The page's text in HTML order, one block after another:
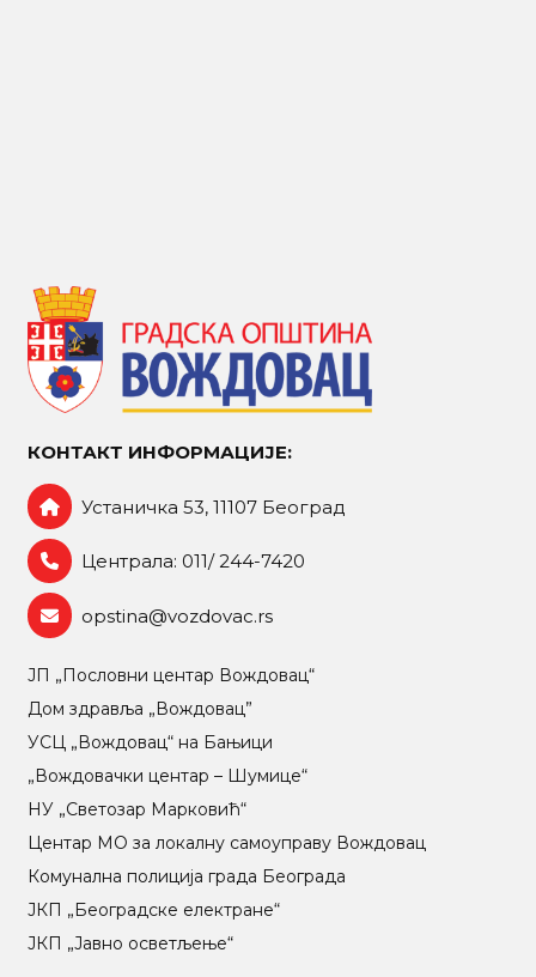
КОНТАКТ ИНФОРМАЦИЈЕ:
Устаничка 53, 11107 Београд
Централа: 011/ 244-7420
opstina@vozdovac.rs
ЈП „Пословни центар Вождовац“
Дом здравља „Вождовац”
УСЦ „Вождовац“ на Бањици
„Вождовачки центар – Шумице“
НУ „Светозар Марковић“
Центар МO за локалну самоуправу Вождовац
Комунална полиција града Београда
ЈКП „Београдске електране“
ЈКП „Јавно осветљење“